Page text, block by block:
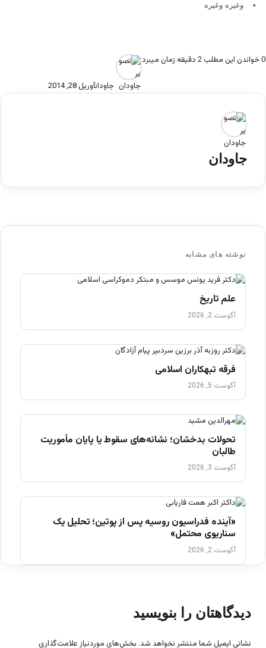
• وغیره وغیره
جاودانآوریل 28, 2014
0خواندن این مطلب 2 دقیقه زمان میبرد
جاودان
نوشته های مشابه
علم تاریخ
آگوست 2, 2026
فرقه تبهکاران اسلامی
آگوست 5, 2026
تحولات بدخشان؛ نشانه‌های سقوط یا پایان مأموریت
طالبان
آگوست 3, 2026
«آینده فدراسیون روسیه پس از پوتین؛ تحلیل یک
سناریوی محتمل»
آگوست 2, 2026
دیدگاهتان را بنویسید
نشانی ایمیل شما منتشر نخواهد شد. بخش‌های موردنیاز علامت‌گذاری